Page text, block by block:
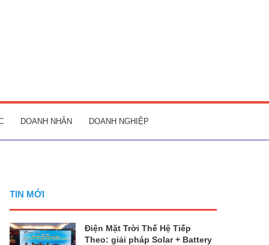
DOANH NHÂN DOANH NGHIỆP
TIN MỚI
Điện Mặt Trời Thế Hệ Tiếp
Theo: giải pháp Solar + Battery